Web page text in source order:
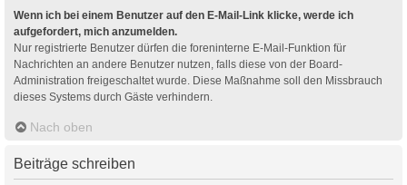
Wenn ich bei einem Benutzer auf den E-Mail-Link klicke, werde ich
aufgefordert, mich anzumelden.
Nur registrierte Benutzer dürfen die foreninterne E-Mail-Funktion für
Nachrichten an andere Benutzer nutzen, falls diese von der Board-
Administration freigeschaltet wurde. Diese Maßnahme soll den Missbrauch
dieses Systems durch Gäste verhindern.
Nach oben
Beiträge schreiben